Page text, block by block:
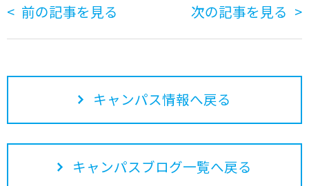
前の記事を見る 次の記事を見る
キャンパス情報へ戻る
キャンパスブログ一覧へ戻る